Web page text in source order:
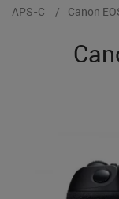
APS-C
Canon